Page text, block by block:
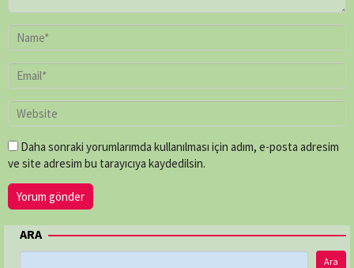
Daha sonraki yorumlarımda kullanılması için adım, e-posta adresim
ve site adresim bu tarayıcıya kaydedilsin.
ARA
Ara